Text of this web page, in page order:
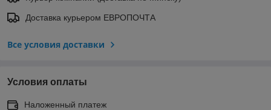
Доставка курьером ЕВРОПОЧТА
Все условия доставки
Условия оплаты
Наложенный платеж